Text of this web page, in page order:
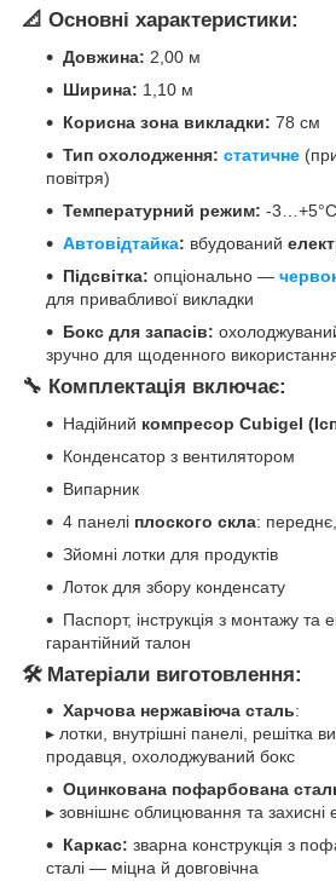
📐 Основні характеристики:
Довжина: 2,00 м
Ширина: 1,10 м
Корисна зона викладки: 78 см
Тип охолодження: статичне
повітря)
Температурний режим: -3…+5°C
Автовідтайка: вбудований
Підсвітка: опціонально —
для привабливої викладки
Бокс для запасів:
зручно для щоденного
🔧 Комплектація включає:
Надійний компресор Cubigel
Конденсатор з вентилятором
Випарник
4 панелі плоского скла:
Зйомні лотки для продуктів
Лоток для збору конденсату
Паспорт, інструкція з монтажу та
гарантійний талон
🛠 Матеріали виготовлення:
Харчова нержавіюча сталь:
▸ лотки, внутрішні панелі, решітка
продавця, охолоджуваний бокс
Оцинкована пофарбована
▸ зовнішнє облицювання та захисні
Каркас: зварна конструкція з
сталі — міцна й довговічна